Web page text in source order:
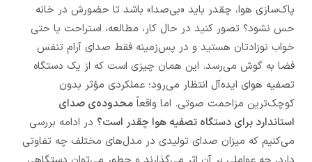
پاک‌سازی هوا، چقدر باید «بی‌صدا» باشد تا حضورش در خانه
حس نشود؟ تصور کنید در حال کار، مطالعه، استراحت یا حتی
خواب نوزادتان هستید و در پس‌زمینه فقط صدای آرام تنفس
فضا به گوش می‌رسد. این همان چیزی است که از یک دستگاه
تصفیه هوای ایده‌آل انتظار می‌رود؛ عملکردی مؤثر بدون
کوچک‌ترین مزاحمت صوتی. اما واقعاً محدوده‌ی صدای
استاندارد برای دستگاه تصفیه هوا چقدر است؟ در ادامه بررسی
می‌کنیم که میزان صدای تولیدی در مدل‌های مختلف چه تفاوتی